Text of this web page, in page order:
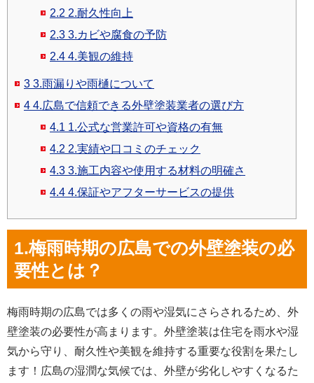
2.2 2.耐久性向上
2.3 3.カビや腐食の予防
2.4 4.美観の維持
3 3.雨漏りや雨樋について
4 4.広島で信頼できる外壁塗装業者の選び方
4.1 1.公式な営業許可や資格の有無
4.2 2.実績や口コミのチェック
4.3 3.施工内容や使用する材料の明確さ
4.4 4.保証やアフターサービスの提供
1.梅雨時期の広島での外壁塗装の必
要性とは？
梅雨時期の広島では多くの雨や湿気にさらされるため、外
壁塗装の必要性が高まります。外壁塗装は住宅を雨水や湿
気から守り、耐久性や美観を維持する重要な役割を果たし
ます！広島の湿潤な気候では、外壁が劣化しやすくなるた